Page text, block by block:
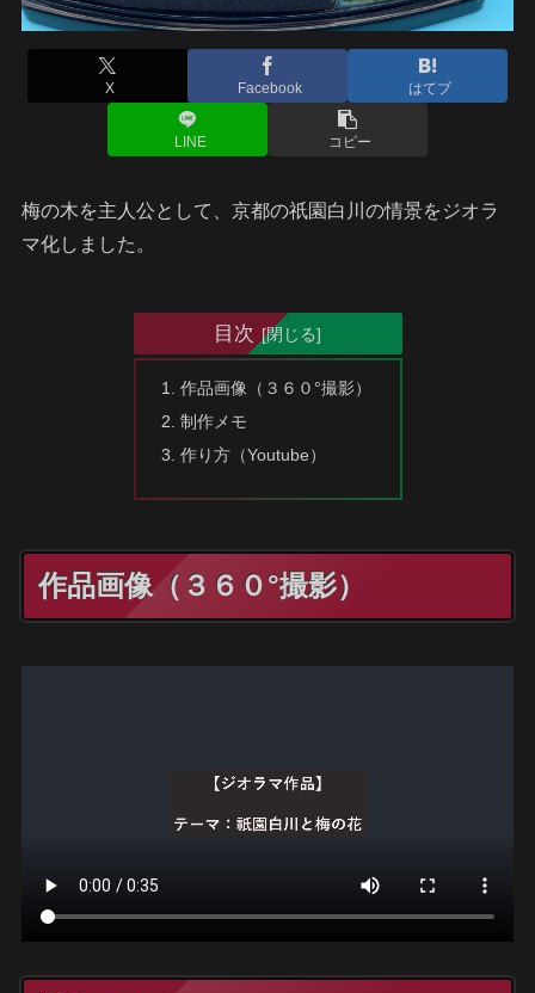
X Facebook はてブ
LINE コピー
梅の木を主人公として、京都の祇園白川の情景をジオラ
マ化しました。
目次
作品画像（３６０°撮影）
制作メモ
作り方（Youtube）
作品画像（３６０°撮影）